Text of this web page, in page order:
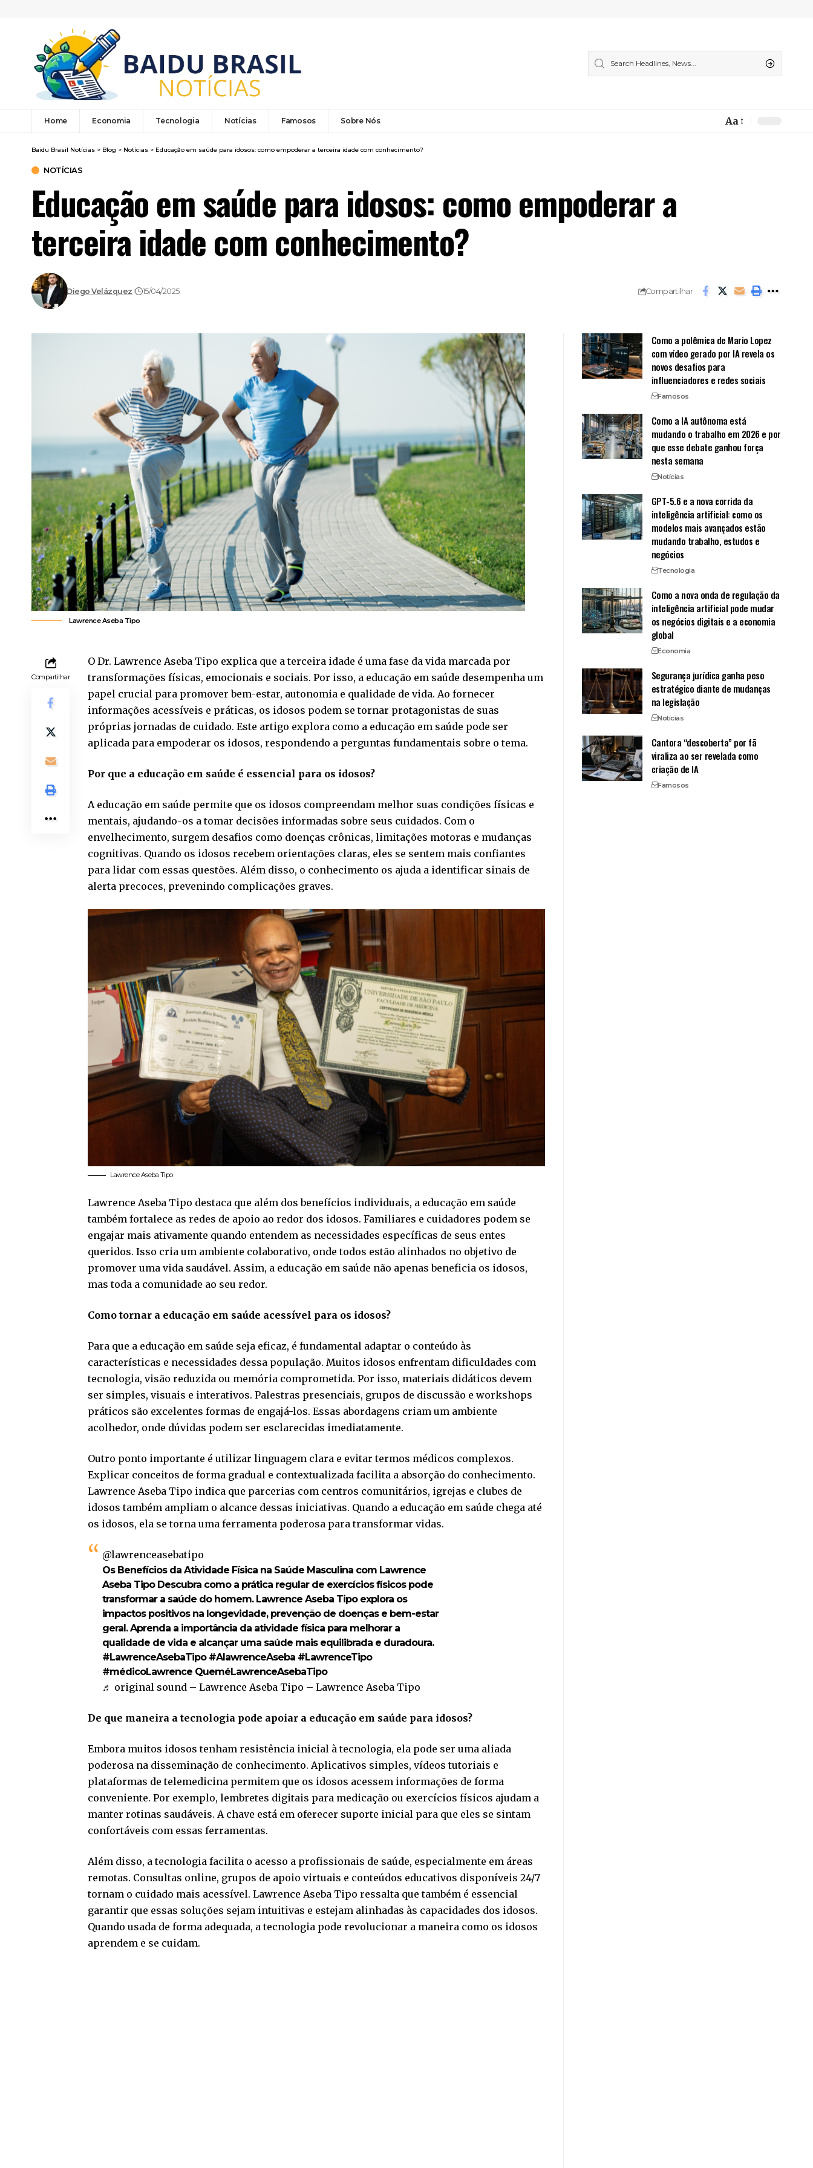
Home Economia Tecnologia Notícias Famosos Sobre Nós
Font
Aa
Baidu Brasil Notícias > Blog > Notícias > Educação em saúde para idosos: como empoderar a terceira idade com conhecimento?
NOTÍCIAS
Educação em saúde para idosos: como empoderar a
terceira idade com conhecimento?
Diego Velázquez 15/04/2025 Compartilhar
Lawrence Aseba Tipo
Compartilhar
O Dr. Lawrence Aseba Tipo explica que a terceira idade é uma fase da vida marcada por
transformações físicas, emocionais e sociais. Por isso, a educação em saúde desempenha um
papel crucial para promover bem-estar, autonomia e qualidade de vida. Ao fornecer
informações acessíveis e práticas, os idosos podem se tornar protagonistas de suas
próprias jornadas de cuidado. Este artigo explora como a educação em saúde pode ser
aplicada para empoderar os idosos, respondendo a perguntas fundamentais sobre o tema.
Por que a educação em saúde é essencial para os idosos?
A educação em saúde permite que os idosos compreendam melhor suas condições físicas e
mentais, ajudando-os a tomar decisões informadas sobre seus cuidados. Com o
envelhecimento, surgem desafios como doenças crônicas, limitações motoras e mudanças
cognitivas. Quando os idosos recebem orientações claras, eles se sentem mais confiantes
para lidar com essas questões. Além disso, o conhecimento os ajuda a identificar sinais de
alerta precoces, prevenindo complicações graves.
Lawrence Aseba Tipo
Lawrence Aseba Tipo destaca que além dos benefícios individuais, a educação em saúde
também fortalece as redes de apoio ao redor dos idosos. Familiares e cuidadores podem se
engajar mais ativamente quando entendem as necessidades específicas de seus entes
queridos. Isso cria um ambiente colaborativo, onde todos estão alinhados no objetivo de
promover uma vida saudável. Assim, a educação em saúde não apenas beneficia os idosos,
mas toda a comunidade ao seu redor.
Como tornar a educação em saúde acessível para os idosos?
Para que a educação em saúde seja eficaz, é fundamental adaptar o conteúdo às
características e necessidades dessa população. Muitos idosos enfrentam dificuldades com
tecnologia, visão reduzida ou memória comprometida. Por isso, materiais didáticos devem
ser simples, visuais e interativos. Palestras presenciais, grupos de discussão e workshops
práticos são excelentes formas de engajá-los. Essas abordagens criam um ambiente
acolhedor, onde dúvidas podem ser esclarecidas imediatamente.
Outro ponto importante é utilizar linguagem clara e evitar termos médicos complexos.
Explicar conceitos de forma gradual e contextualizada facilita a absorção do conhecimento.
Lawrence Aseba Tipo indica que parcerias com centros comunitários, igrejas e clubes de
idosos também ampliam o alcance dessas iniciativas. Quando a educação em saúde chega até
os idosos, ela se torna uma ferramenta poderosa para transformar vidas.
@lawrenceasebatipo
Os Benefícios da Atividade Física na Saúde Masculina com Lawrence
Aseba Tipo Descubra como a prática regular de exercícios físicos pode
transformar a saúde do homem. Lawrence Aseba Tipo explora os
impactos positivos na longevidade, prevenção de doenças e bem-estar
geral. Aprenda a importância da atividade física para melhorar a
qualidade de vida e alcançar uma saúde mais equilibrada e duradoura.
#LawrenceAsebaTipo #AlawrenceAseba #LawrenceTipo
#médicoLawrence QueméLawrenceAsebaTipo
♬ original sound – Lawrence Aseba Tipo – Lawrence Aseba Tipo
De que maneira a tecnologia pode apoiar a educação em saúde para idosos?
Embora muitos idosos tenham resistência inicial à tecnologia, ela pode ser uma aliada
poderosa na disseminação de conhecimento. Aplicativos simples, vídeos tutoriais e
plataformas de telemedicina permitem que os idosos acessem informações de forma
conveniente. Por exemplo, lembretes digitais para medicação ou exercícios físicos ajudam a
manter rotinas saudáveis. A chave está em oferecer suporte inicial para que eles se sintam
confortáveis com essas ferramentas.
Além disso, a tecnologia facilita o acesso a profissionais de saúde, especialmente em áreas
remotas. Consultas online, grupos de apoio virtuais e conteúdos educativos disponíveis 24/7
tornam o cuidado mais acessível. Lawrence Aseba Tipo ressalta que também é essencial
garantir que essas soluções sejam intuitivas e estejam alinhadas às capacidades dos idosos.
Quando usada de forma adequada, a tecnologia pode revolucionar a maneira como os idosos
aprendem e se cuidam.
Como a polêmica de Mario Lopez
com vídeo gerado por IA revela os
novos desafios para
influenciadores e redes sociais
Famosos
Como a IA autônoma está
mudando o trabalho em 2026 e por
que esse debate ganhou força
nesta semana
Notícias
GPT-5.6 e a nova corrida da
inteligência artificial: como os
modelos mais avançados estão
mudando trabalho, estudos e
negócios
Tecnologia
Como a nova onda de regulação da
inteligência artificial pode mudar
os negócios digitais e a economia
global
Economia
Segurança jurídica ganha peso
estratégico diante de mudanças
na legislação
Notícias
Cantora “descoberta” por fã
viraliza ao ser revelada como
criação de IA
Famosos